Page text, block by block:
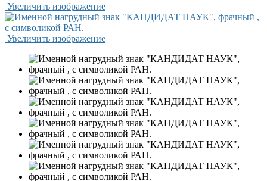
Увеличить изображение
Увеличить изображение